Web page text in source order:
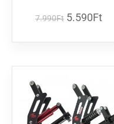
7.990Ft 5.590Ft